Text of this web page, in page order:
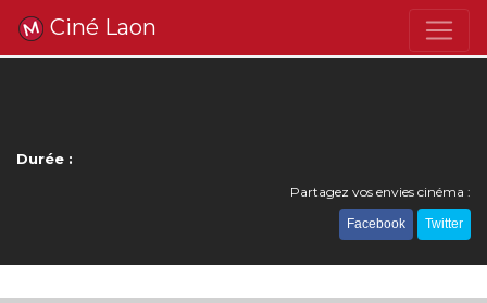
Ciné Laon
Durée :
Partagez vos envies cinéma :
Facebook Twitter